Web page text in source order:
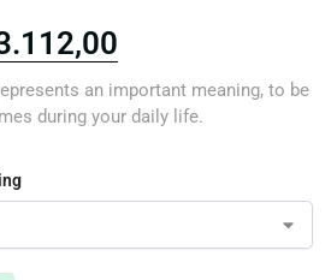
an important meaning, to be
during your daily life.